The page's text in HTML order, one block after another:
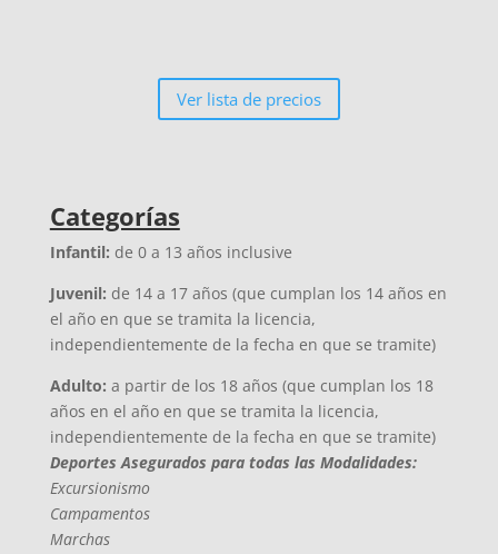
Ver lista de precios
Categorías
Infantil: de 0 a 13 años inclusive
Juvenil: de 14 a 17 años (que cumplan los 14 años en
el año en que se tramita la licencia,
independientemente de la fecha en que se tramite)
Adulto: a partir de los 18 años (que cumplan los 18
años en el año en que se tramita la licencia,
independientemente de la fecha en que se tramite)
Deportes Asegurados para todas las Modalidades:
Excursionismo
Campamentos
Marchas